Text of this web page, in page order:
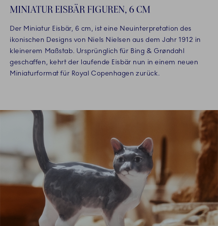
MINIATUR EISBÄR FIGUREN, 6 CM
Der Miniatur Eisbär, 6 cm, ist eine Neuinterpretation des
ikonischen Designs von Niels Nielsen aus dem Jahr 1912 in
kleinerem Maßstab. Ursprünglich für Bing & Grøndahl
geschaffen, kehrt der laufende Eisbär nun in einem neuen
Miniaturformat für Royal Copenhagen zurück.